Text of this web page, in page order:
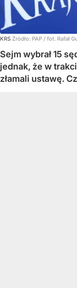
KRS Źródło: PAP / fot. Rafał
Sejm wybrał 15
jednak, że w
złamali ustawę.